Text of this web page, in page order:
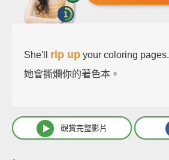
She'll rip up your coloring pages.
她會撕爛你的著色本。
觀賞完整影片